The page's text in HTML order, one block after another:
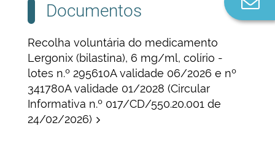
Documentos
Recolha voluntária do medicamento
Lergonix (bilastina), 6 mg/ml, colírio -
lotes n.º 295610A validade 06/2026 e nº
341780A validade 01/2028 (Circular
Informativa n.º 017/CD/550.20.001 de
24/02/2026)